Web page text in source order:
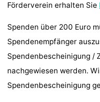
Förderverein erhalten Sie
Spenden über 200 Euro
Spendenempfänger
Spendenbescheinigung /
nachgewiesen werden.
Spendenbescheinigung